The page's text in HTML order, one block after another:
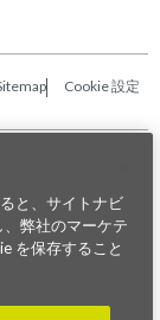
Cookie 設定
Rights Reserved
と、サイトナビ
弊社のマーケテ
を保存すること